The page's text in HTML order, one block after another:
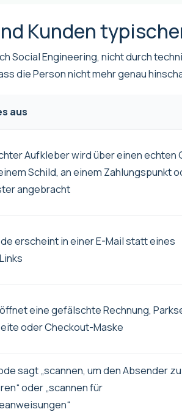
Kunden
Social Engineering, nicht durch
die Person nicht mehr genau
aus
Aufkleber wird über einen echten
Schild, an einem Zahlungspunkt
angebracht
erscheint in einer E-Mail statt eines
eine gefälschte Rechnung,
oder Checkout-Maske
sagt „scannen, um den Absender zu
oder „scannen für